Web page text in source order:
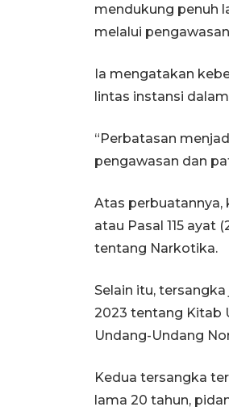
mendukung penuh
melalui
Ia mengatakan
lintas instansi
“Perbatasan
pengawasan dan
Atas perbuatannya,
atau Pasal 115 ayat
tentang Narkotika.
Selain itu,
2023 tentang Kitab
Undang-Undang
Kedua tersangka
lama 20 tahun,